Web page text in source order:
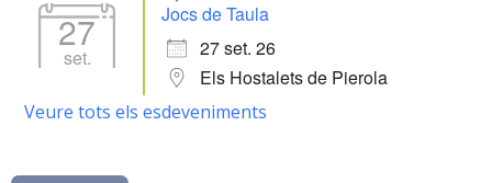
27
set.
Jocs de Taula
27 set. 26
Els Hostalets de Pierola
Veure tots els esdeveniments